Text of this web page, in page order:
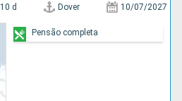
10 d Dover 10/07/2027
Pensão completa